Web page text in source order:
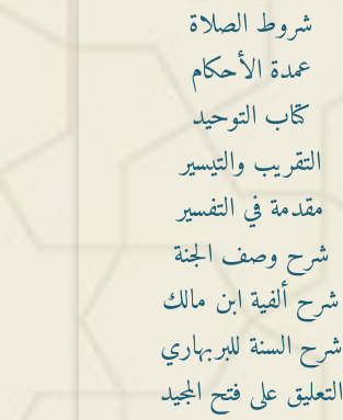
شروط الصلاة
عمدة الأحكام
كتاب التوحيد
التقريب والتيسير
مقدمة في التفسير
شرح وصف الجنة
شرح ألفية ابن مالك
شرح السنة للبربهاري
التعليق على فتح المجيد